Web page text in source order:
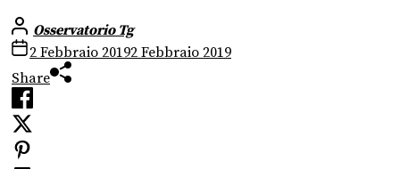
Osservatorio Tg
2 Febbraio 20192 Febbraio 2019
Share